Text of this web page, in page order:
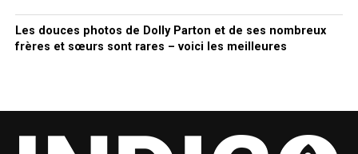
Les douces photos de Dolly Parton et de ses nombreux
frères et sœurs sont rares – voici les meilleures